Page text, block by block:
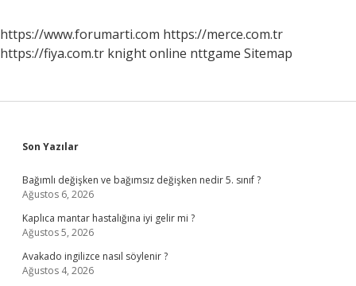
https://www.forumarti.com https://merce.com.tr
https://fiya.com.tr knight online nttgame Sitemap
Sidebar
Son Yazılar
Bağımlı değişken ve bağımsız değişken nedir 5. sınıf ?
Ağustos 6, 2026
Kaplıca mantar hastalığına iyi gelir mi ?
Ağustos 5, 2026
Avakado ingilizce nasıl söylenir ?
Ağustos 4, 2026